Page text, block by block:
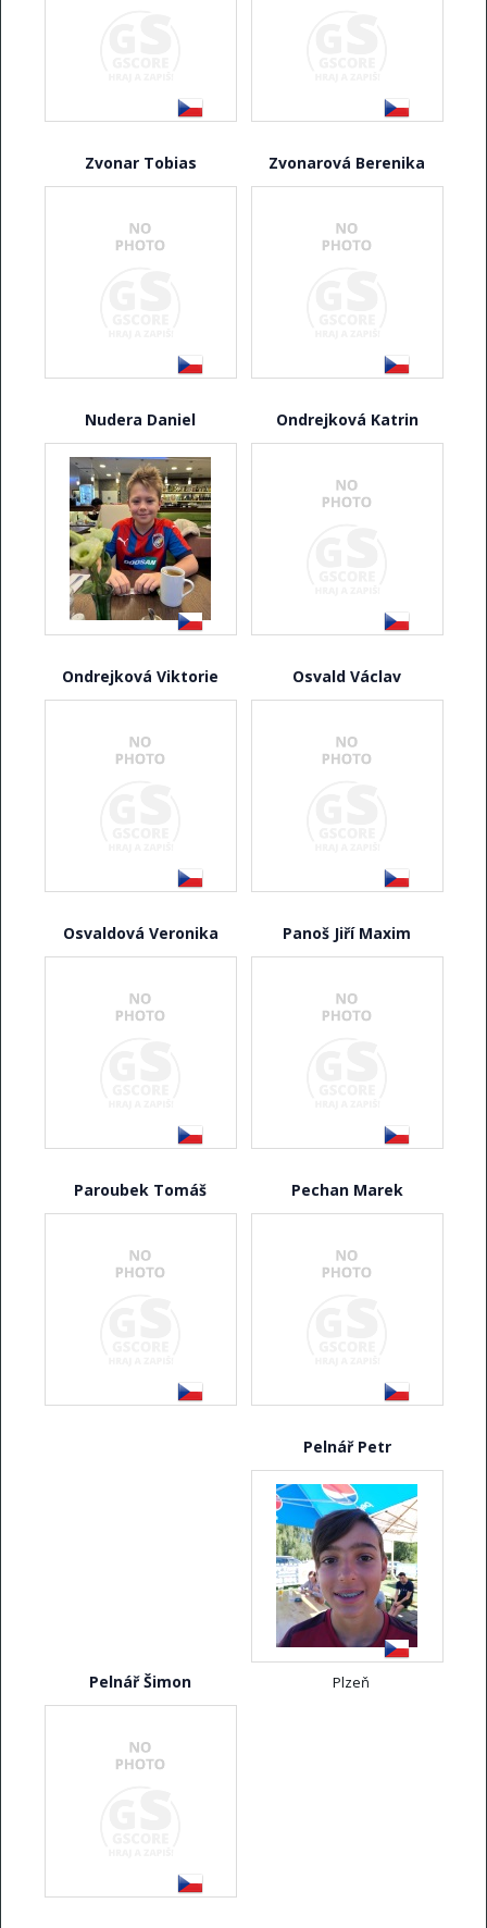
Zvonar Tobias Zvonarová Berenika
Nudera Daniel Ondrejková Katrin
Ondrejková Viktorie Osvald Václav
Osvaldová Veronika Panoš Jiří Maxim
Paroubek Tomáš Pechan Marek
Pelnář Šimon
Pelnář Petr
Plzeň